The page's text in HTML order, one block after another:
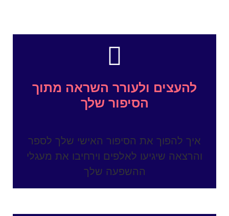
להעצים ולעורר השראה מתוך
הסיפור שלך
איך להפוך את הסיפור האישי שלך לספר
והרצאה שיגיעו לאלפים וירחיבו את מעגלי
ההשפעה שלך